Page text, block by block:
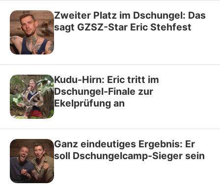
Zweiter Platz im Dschungel: Das
sagt GZSZ-Star Eric Stehfest
Kudu-Hirn: Eric tritt im
Dschungel-Finale zur
Ekelprüfung an
Ganz eindeutiges Ergebnis: Er
soll Dschungelcamp-Sieger sein